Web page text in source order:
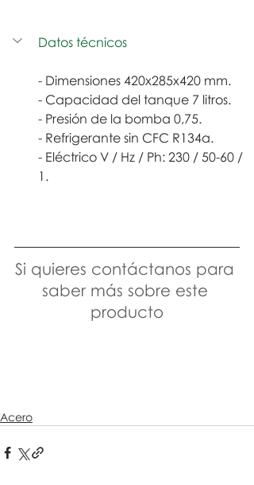
Datos técnicos
- Dimensiones 420x285x420 mm.
- Capacidad del tanque 7 litros.
- Presión de la bomba 0,75.
- Refrigerante sin CFC R134a.
- Eléctrico V / Hz / Ph: 230 / 50-60 /
1.
Si quieres contáctanos para
saber más sobre este
producto
Acero